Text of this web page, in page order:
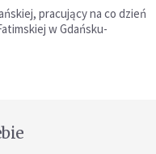
pracujący na co dzień
w Gdańsku-